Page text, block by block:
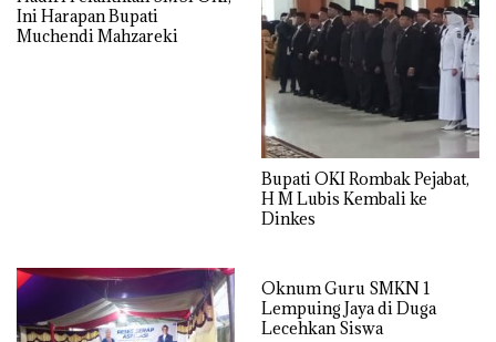
Ini Harapan Bupati
Muchendi Mahzareki
Bupati OKI Rombak Pejabat,
H M Lubis Kembali ke
Dinkes
Oknum Guru SMKN 1
Lempuing Jaya di Duga
Lecehkan Siswa